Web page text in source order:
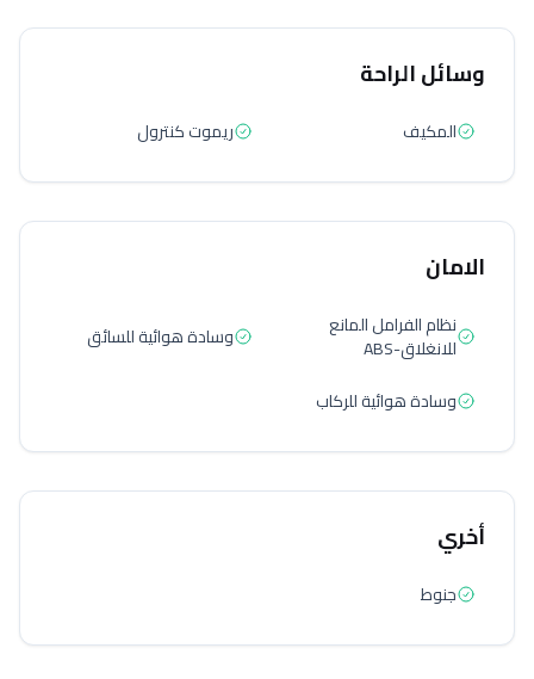
وسائل الراحة
المكيف ريموت كنترول
الامان
نظام الفرامل المانع
للانغلاق-ABS وسادة هوائية للسائق
وسادة هوائية للركاب
أخري
جنوط